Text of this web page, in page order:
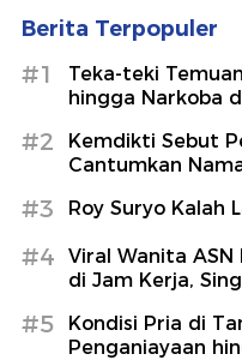
Berita Terpopuler
#1
Teka-teki
hingga Narkoba
#2
Kemdikti Sebut
Cantumkan
#3 Roy Suryo Kalah
#4
Viral Wanita ASN
di Jam Kerja,
#5
Kondisi Pria di
Penganiayaan